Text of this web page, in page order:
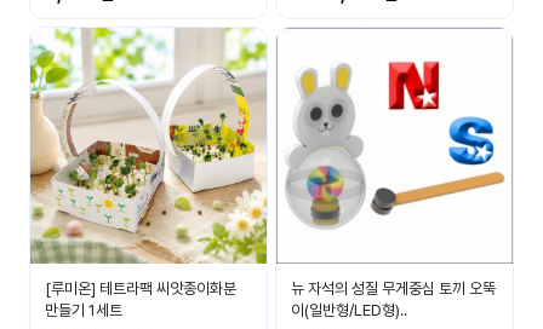
커
뮤
니
공지
사항
이벤
트
우리
들의
이야
게시
[루미온] 테트라팩 씨앗종이화분
만들기 1세트
뉴 자석의 성질 무게중심 토끼 오뚝
이(일반형/LED형)..